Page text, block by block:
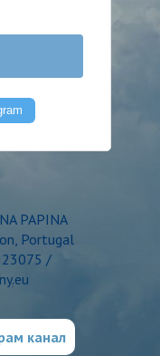
PAPINA
Portugal
/
канал